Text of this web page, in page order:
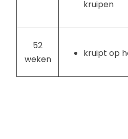
kruipen
52
weken
kruipt op